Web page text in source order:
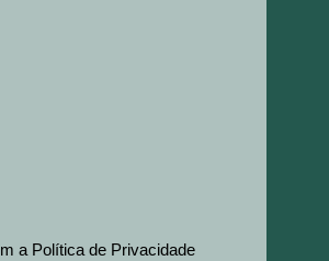
a Política de Privacidade